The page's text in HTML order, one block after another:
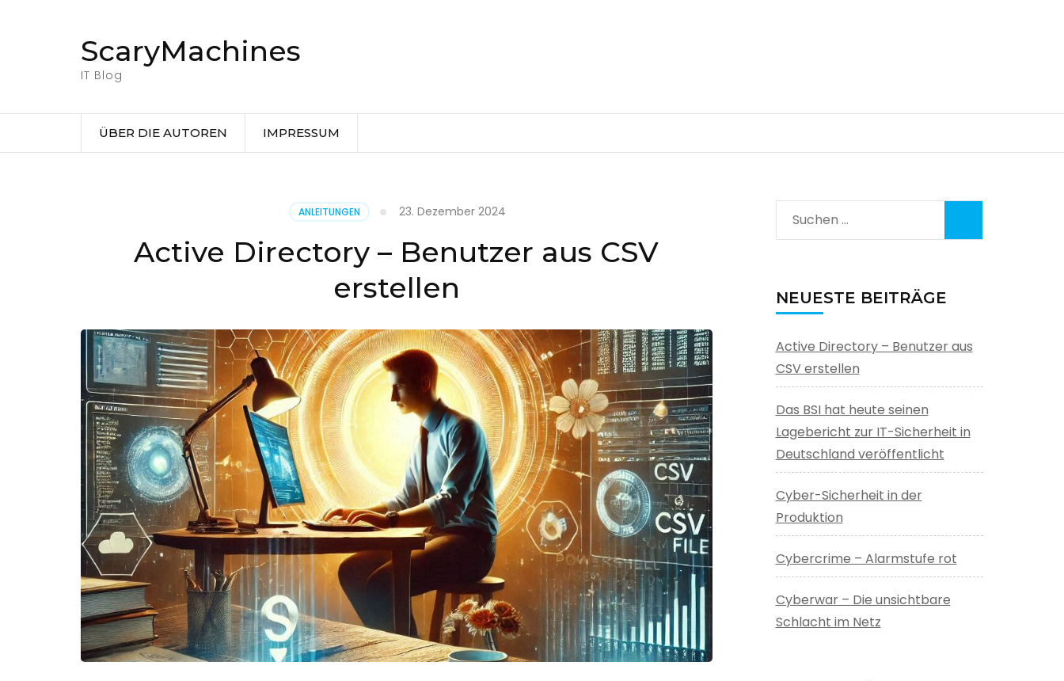
(Eingabetaste
ScaryMachines
IT Blog
ÜBER DIE AUTOREN IMPRESSUM
ANLEITUNGEN 23. Dezember 2024
Active Directory – Benutzer aus CSV
erstellen
Suchen
nach:
NEUESTE BEITRÄGE
Active Directory – Benutzer aus
CSV erstellen
Das BSI hat heute seinen
Lagebericht zur IT-Sicherheit in
Deutschland veröffentlicht
Cyber-Sicherheit in der
Produktion
Cybercrime – Alarmstufe rot
Cyberwar – Die unsichtbare
Schlacht im Netz